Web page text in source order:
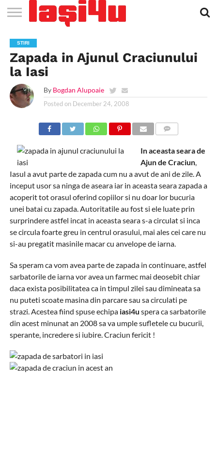
STIRI
APARTAMENTE
NOI IASI
STIRI
IASI
JOBS
IN
IASI
FILME
LA
CINEMA
CLUBURI /
DISCOTECI
BARURI /
CAFENELE
SALI DE
FORTA
SI
FITNESS
SALOANE DE
INFRUMUSETARE
AGENTII
DE
TURISM
IASI
RESTAURANTE
IN IASI
PIZZA
IN
IASI
PISCINA
IN IASI
FLORARII
RADIO
LIVE
IN IASI
SPALATORII
AUTO
TRACTARI
AUTO
TAXI
IN
IASI
CINEMA
TEATRU
HOTELURI
/
PENSIUNI
TEREN
SPORTIV
TEREN
TENIS
IASI
FARMACII
NON
STOP
COFFEE-
TO-GO
FIRME DE
PUBLICITATE
RENT
A
CAR
STIRI
Zapada in Ajunul Craciunului
la Iasi
By Bogdan Alupoaie
Posted on December 24, 2008
In aceasta seara de
Ajun de Craciun,
Iasul a avut parte de zapada cum nu a avut de ani de zile. A
inceput usor sa ninga de aseara iar in aceasta seara zapada a
acoperit tot orasul oferind copiilor si nu doar lor bucuria
unei batai cu zapada. Autoritatile au fost si ele luate prin
surprindere astfel incat in aceasta seara s-a circulat si inca
se circula foarte greu in centrul orasului, mai ales cei care nu
si-au pregatit masinile macar cu anvelope de iarna.
Sa speram ca vom avea parte de zapada in continuare, astfel
sarbatorile de iarna vor avea un farmec mai deosebit chiar
daca exista posibilitatea ca in timpul zilei sau dimineata sa
nu puteti scoate masina din parcare sau sa circulati pe
strazi. Acestea fiind spuse echipa iasi4u spera ca sarbatorile
din acest minunat an 2008 sa va umple sufletele cu bucurii,
sperante, incredere si iubire. Craciun fericit !